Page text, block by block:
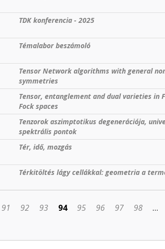
TDK konferencia - 2025
Témalabor beszámoló
Tensor Network algorithms with general
symmetries
Tensor, entanglement and dual varieties in
Fock spaces
Tenzorok aszimptotikus degenerációja,
spektrális pontok
Tér, idő, mozgás
Térkitöltés lágy cellákkal: geometria a
91 92 93 94 95 96 97 98 …